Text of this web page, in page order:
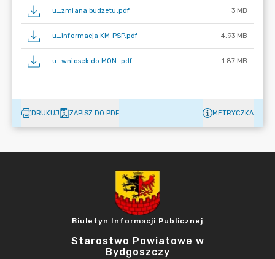
u_zmiana budzetu.pdf 3 MB
u_informacja KM PSP.pdf 4.93 MB
u_wniosek do MON .pdf 1.87 MB
DRUKUJ ZAPISZ DO PDF METRYCZKA
Biuletyn Informacji Publicznej
Starostwo Powiatowe w
Bydgoszczy